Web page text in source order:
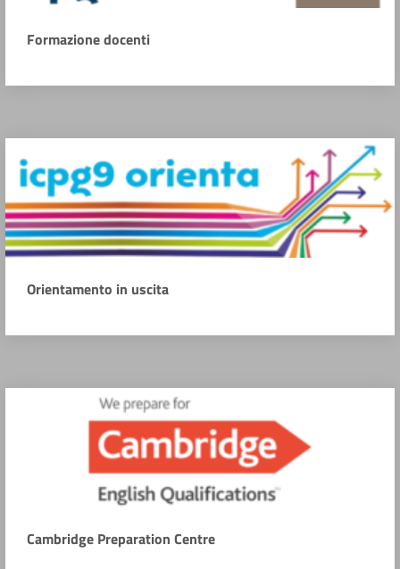
Formazione docenti
Orientamento in uscita
Cambridge Preparation Centre